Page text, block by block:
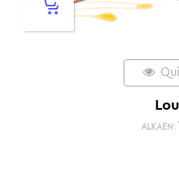
ALKAEN: